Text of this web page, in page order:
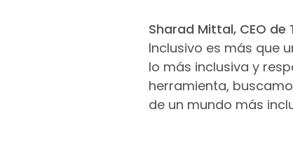
Sharad Mittal, CEO de
Inclusivo es más que
lo más inclusiva y
herramienta,
de un mundo más